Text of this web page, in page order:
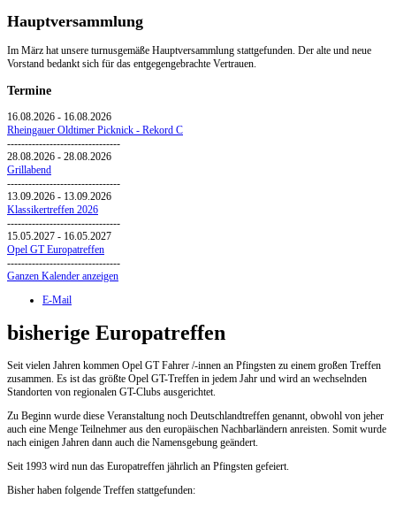
Hauptversammlung
Im März hat unsere turnusgemäße Hauptversammlung stattgefunden. Der alte und neue
Vorstand bedankt sich für das entgegengebrachte Vertrauen.
Termine
16.08.2026 - 16.08.2026
Rheingauer Oldtimer Picknick - Rekord C
--------------------------------
28.08.2026 - 28.08.2026
Grillabend
--------------------------------
13.09.2026 - 13.09.2026
Klassikertreffen 2026
--------------------------------
15.05.2027 - 16.05.2027
Opel GT Europatreffen
--------------------------------
Ganzen Kalender anzeigen
E-Mail
bisherige Europatreffen
Seit vielen Jahren kommen Opel GT Fahrer /-innen an Pfingsten zu einem großen Treffen
zusammen. Es ist das größte Opel GT-Treffen in jedem Jahr und wird an wechselnden
Standorten von regionalen GT-Clubs ausgerichtet.
Zu Beginn wurde diese Veranstaltung noch Deutschlandtreffen genannt, obwohl von jeher
auch eine Menge Teilnehmer aus den europäischen Nachbarländern anreisten. Somit wurde
nach einigen Jahren dann auch die Namensgebung geändert.
Seit 1993 wird nun das Europatreffen jährlich an Pfingsten gefeiert.
Bisher haben folgende Treffen stattgefunden: